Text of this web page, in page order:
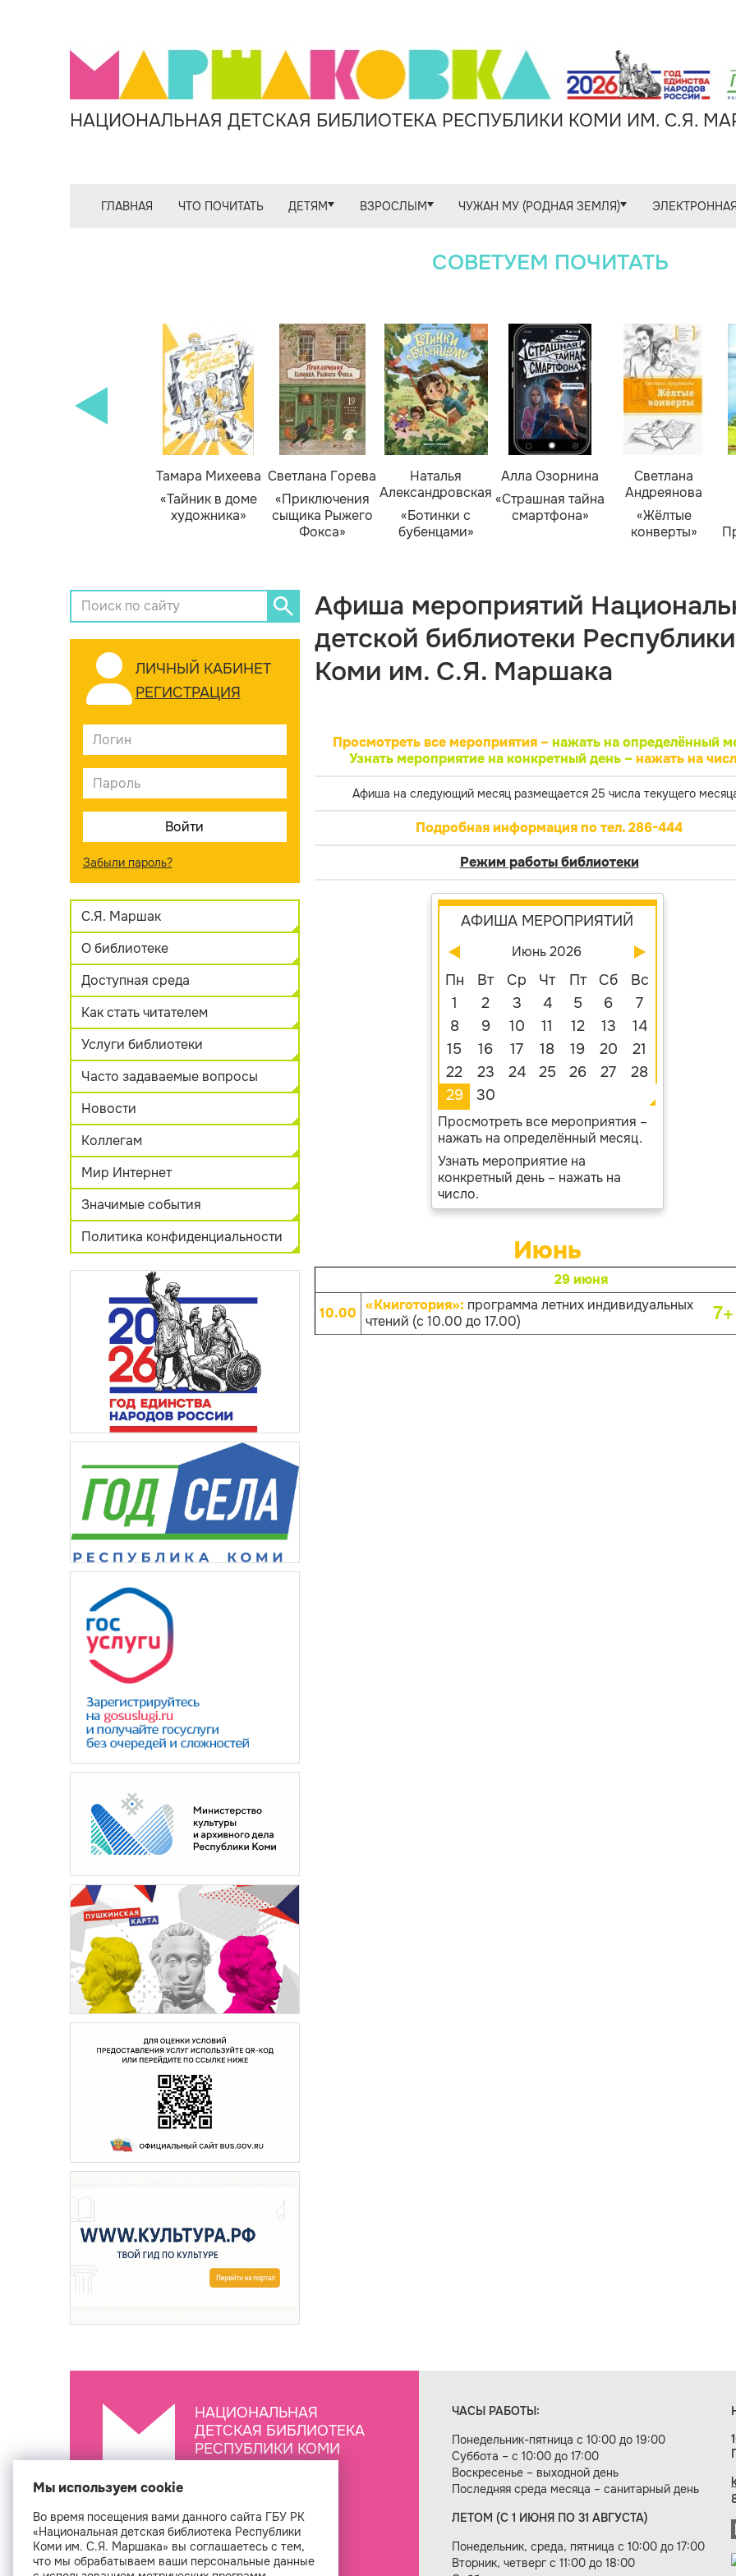
НАЦИОНАЛЬНАЯ ДЕТСКАЯ БИБЛИОТЕКА РЕСПУБЛИКИ КОМИ ИМ. С.Я.
ГЛАВНАЯ ЧТО ПОЧИТАТЬ ДЕТЯМ ВЗРОСЛЫМ ЧУЖАН МУ (РОДНАЯ ЗЕМЛЯ)
СОВЕТУЕМ ПОЧИТАТЬ
Тамара Михеева
«Тайник в доме
художника»
Светлана Горева
«Приключения
сыщика Рыжего
Фокса»
Наталья
Александровская
«Ботинки с
бубенцами»
Алла Озорнина
«Страшная тайна
смартфона»
Светлана
Андреянова
«Жёлтые
конверты»
ЛИЧНЫЙ КАБИНЕТ
РЕГИСТРАЦИЯ
Забыли пароль?
С.Я. Маршак
О библиотеке
Доступная среда
Как стать читателем
Услуги библиотеки
Часто задаваемые вопросы
Новости
Коллегам
Мир Интернет
Значимые события
Политика конфиденциальности
Афиша мероприятий
детской библиотеки Республики
Коми им. С.Я. Маршака
Просмотреть все мероприятия – нажать на определённый
Узнать мероприятие на конкретный день –нажать на
Афиша на следующий месяц размещается 25 числа текущего
Подробная информация по тел. 286-444
Режим работы библиотеки
АФИША МЕРОПРИЯТИЙ
Июнь 2026
Пн Вт Ср Чт Пт Сб
Вс
1
2 3 4 5 6
7
8
9 10 11 12 13
14
15
16 17 18 19 20
21
22
23 24 25 26 27
28
29
30
Просмотреть все мероприятия –
нажать на определённый месяц.
Узнать мероприятие на
конкретный день – нажать на
число.
Июнь
29 июня
10.00 «Книготория»: программа летних индивидуальных
чтений (с 10.00 до 17.00)
7+
НАЦИОНАЛЬНАЯ
ДЕТСКАЯ БИБЛИОТЕКА
РЕСПУБЛИКИ КОМИ
ЧАСЫ РАБОТЫ:
Понедельник-пятница с 10:00 до 19:00
Суббота – с 10:00 до 17:00
Воскресенье – выходной день
Последняя среда месяца – санитарный день
ЛЕТОМ (С 1 ИЮНЯ ПО 31 АВГУСТА)
Понедельник, среда, пятница с 10:00 до 17:00
Вторник, четверг с 11:00 до 18:00
Создание сайта — веб-студия «Цифровой век»
Мы используем cookie
Во время посещения вами данного сайта ГБУ РК
«Национальная детская библиотека Республики
Коми им. С.Я. Маршака» вы соглашаетесь с тем,
что мы обрабатываем ваши персональные данные